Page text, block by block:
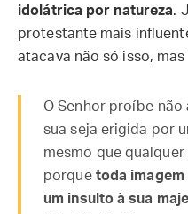
idolátrica por natureza.
protestante mais
atacava não só isso,
O Senhor proíbe não
sua seja erigida por
mesmo que
porque toda imagem
um insulto à sua